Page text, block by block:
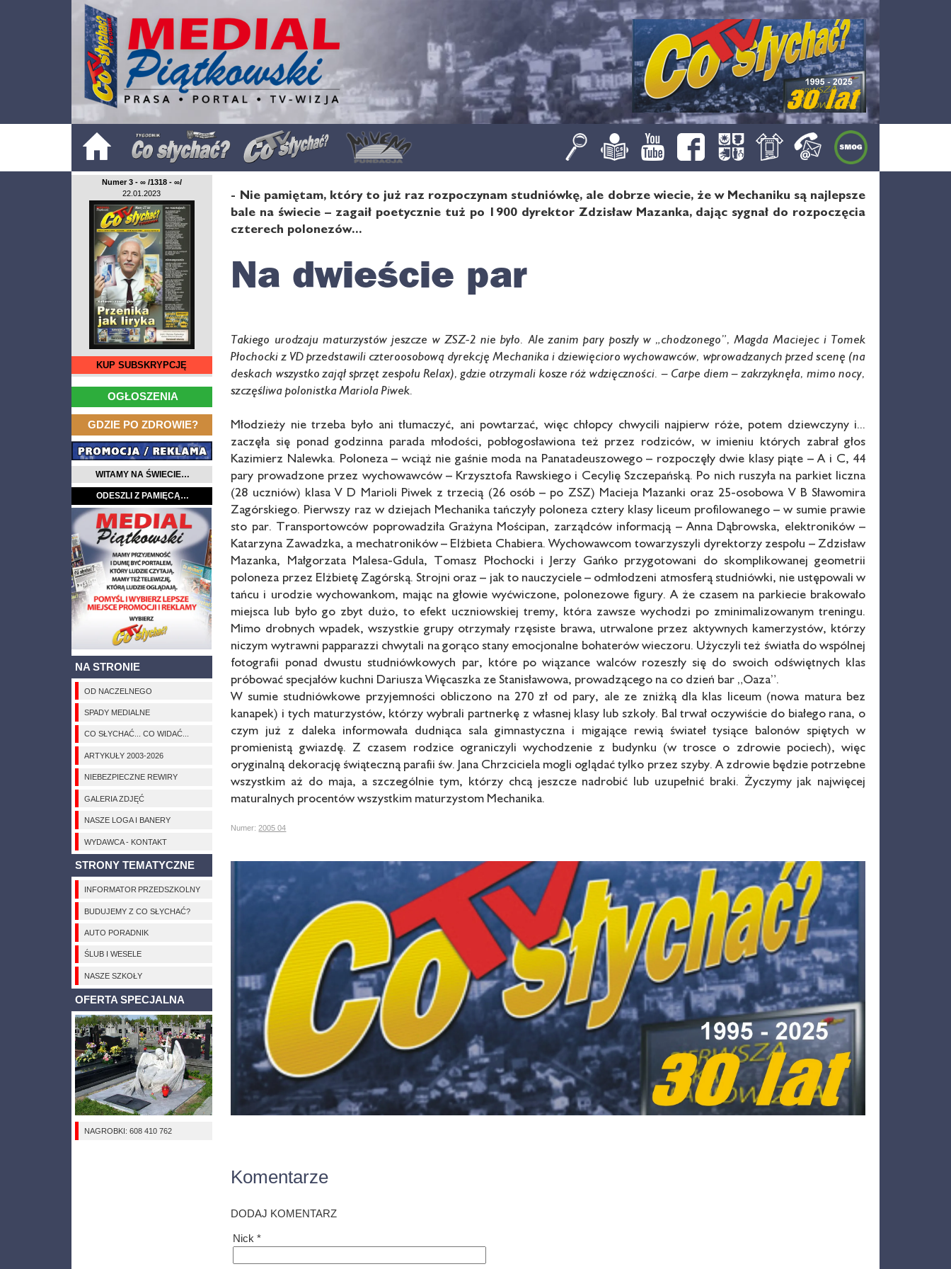
Numer 3 - ∞ /1318 - ∞/
22.01.2023
KUP SUBSKRYPCJĘ
OGŁOSZENIA
GDZIE PO ZDROWIE?
WITAMY NA ŚWIECIE…
ODESZLI Z PAMIĘCĄ…
NA STRONIE
OD NACZELNEGO
SPADY MEDIALNE
CO SŁYCHAĆ... CO WIDAĆ...
ARTYKUŁY 2003-2026
NIEBEZPIECZNE REWIRY
GALERIA ZDJĘĆ
NASZE LOGA I BANERY
WYDAWCA - KONTAKT
STRONY TEMATYCZNE
INFORMATOR PRZEDSZKOLNY
BUDUJEMY Z CO SŁYCHAĆ?
AUTO PORADNIK
ŚLUB I WESELE
NASZE SZKOŁY
OFERTA SPECJALNA
NAGROBKI: 608 410 762
- Nie pamiętam, który to już raz rozpoczynam studniówkę, ale dobrze wiecie, że w Mechaniku są najlepsze
bale na świecie – zagaił poetycznie tuż po 1900 dyrektor Zdzisław Mazanka, dając sygnał do rozpoczęcia
czterech polonezów...
Na dwieście par
Takiego urodzaju maturzystów jeszcze w ZSZ-2 nie było. Ale zanim pary poszły w „chodzonego”, Magda Maciejec i Tomek
Płochocki z VD przedstawili czteroosobową dyrekcję Mechanika i dziewięcioro wychowawców, wprowadzanych przed scenę (na
deskach wszystko zajął sprzęt zespołu Relax), gdzie otrzymali kosze róż wdzięczności. – Carpe diem – zakrzyknęła, mimo nocy,
szczęśliwa polonistka Mariola Piwek.
Młodzieży nie trzeba było ani tłumaczyć, ani powtarzać, więc chłopcy chwycili najpierw róże, potem dziewczyny i...
zaczęła się ponad godzinna parada młodości, pobłogosławiona też przez rodziców, w imieniu których zabrał głos
Kazimierz Nalewka. Poloneza – wciąż nie gaśnie moda na Panatadeuszowego – rozpoczęły dwie klasy piąte – A i C, 44
pary prowadzone przez wychowawców – Krzysztofa Rawskiego i Cecylię Szczepańską. Po nich ruszyła na parkiet liczna
(28 uczniów) klasa V D Marioli Piwek z trzecią (26 osób – po ZSZ) Macieja Mazanki oraz 25-osobowa V B Sławomira
Zagórskiego. Pierwszy raz w dziejach Mechanika tańczyły poloneza cztery klasy liceum profilowanego – w sumie prawie
sto par. Transportowców poprowadziła Grażyna Mościpan, zarządców informacją – Anna Dąbrowska, elektroników –
Katarzyna Zawadzka, a mechatroników – Elżbieta Chabiera. Wychowawcom towarzyszyli dyrektorzy zespołu – Zdzisław
Mazanka, Małgorzata Malesa-Gdula, Tomasz Płochocki i Jerzy Gańko przygotowani do skomplikowanej geometrii
poloneza przez Elżbietę Zagórską. Strojni oraz – jak to nauczyciele – odmłodzeni atmosferą studniówki, nie ustępowali w
tańcu i urodzie wychowankom, mając na głowie wyćwiczone, polonezowe figury. A że czasem na parkiecie brakowało
miejsca lub było go zbyt dużo, to efekt uczniowskiej tremy, która zawsze wychodzi po zminimalizowanym treningu.
Mimo drobnych wpadek, wszystkie grupy otrzymały rzęsiste brawa, utrwalone przez aktywnych kamerzystów, którzy
niczym wytrawni papparazzi chwytali na gorąco stany emocjonalne bohaterów wieczoru. Użyczyli też światła do wspólnej
fotografii ponad dwustu studniówkowych par, które po wiązance walców rozeszły się do swoich odświętnych klas
próbować specjałów kuchni Dariusza Więcaszka ze Stanisławowa, prowadzącego na co dzień bar „Oaza”.
W sumie studniówkowe przyjemności obliczono na 270 zł od pary, ale ze zniżką dla klas liceum (nowa matura bez
kanapek) i tych maturzystów, którzy wybrali partnerkę z własnej klasy lub szkoły. Bal trwał oczywiście do białego rana, o
czym już z daleka informowała dudniąca sala gimnastyczna i migające rewią świateł tysiące balonów spiętych w
promienistą gwiazdę. Z czasem rodzice ograniczyli wychodzenie z budynku (w trosce o zdrowie pociech), więc
oryginalną dekorację świąteczną parafii św. Jana Chrzciciela mogli oglądać tylko przez szyby. A zdrowie będzie potrzebne
wszystkim aż do maja, a szczególnie tym, którzy chcą jeszcze nadrobić lub uzupełnić braki. Życzymy jak najwięcej
maturalnych procentów wszystkim maturzystom Mechanika.
Numer:2005 04
Komentarze
DODAJ KOMENTARZ
Nick *